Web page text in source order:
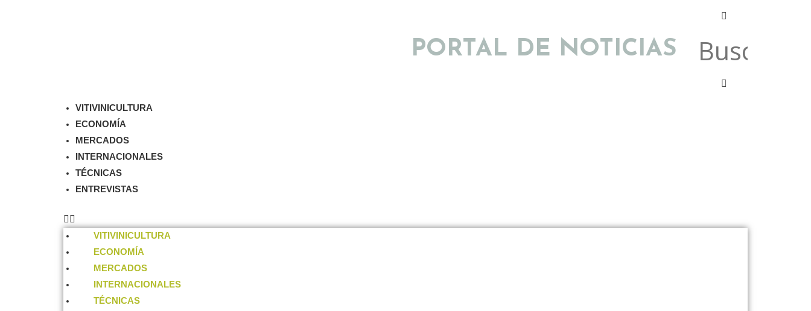
PORTAL DE NOTICIAS
VITIVINICULTURA
ECONOMÍA
MERCADOS
INTERNACIONALES
TÉCNICAS
ENTREVISTAS
VITIVINICULTURA
ECONOMÍA
MERCADOS
INTERNACIONALES
TÉCNICAS